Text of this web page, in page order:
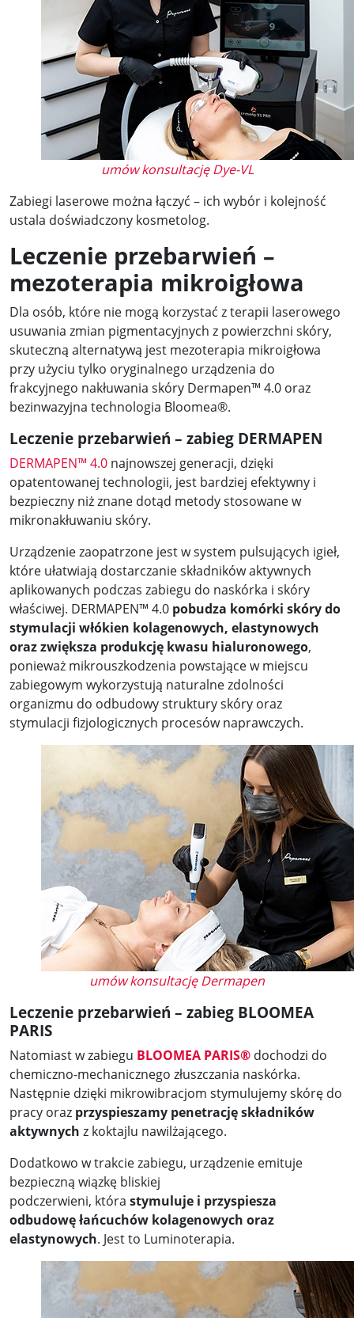
umów konsultację Dye-VL
Zabiegi laserowe można łączyć – ich wybór i kolejność
ustala doświadczony kosmetolog.
Leczenie przebarwień –
mezoterapia mikroigłowa
Dla osób, które nie mogą korzystać z terapii laserowego
usuwania zmian pigmentacyjnych z powierzchni skóry,
skuteczną alternatywą jest mezoterapia mikroigłowa
przy użyciu tylko oryginalnego urządzenia do
frakcyjnego nakłuwania skóry Dermapen™ 4.0 oraz
bezinwazyjna technologia Bloomea®.
Leczenie przebarwień – zabieg DERMAPEN
DERMAPEN™ 4.0 najnowszej generacji, dzięki
opatentowanej technologii, jest bardziej efektywny i
bezpieczny niż znane dotąd metody stosowane w
mikronakłuwaniu skóry.
Urządzenie zaopatrzone jest w system pulsujących igieł,
które ułatwiają dostarczanie składników aktywnych
aplikowanych podczas zabiegu do naskórka i skóry
właściwej. DERMAPEN™ 4.0 pobudza komórki skóry do
stymulacji włókien kolagenowych, elastynowych
oraz zwiększa produkcję kwasu hialuronowego,
ponieważ mikrouszkodzenia powstające w miejscu
zabiegowym wykorzystują naturalne zdolności
organizmu do odbudowy struktury skóry oraz
stymulacji fizjologicznych procesów naprawczych.
umów konsultację Dermapen
Leczenie przebarwień – zabieg BLOOMEA
PARIS
Natomiast w zabiegu BLOOMEA PARIS® dochodzi do
chemiczno-mechanicznego złuszczania naskórka.
Następnie dzięki mikrowibracjom stymulujemy skórę do
pracy oraz przyspieszamy penetrację składników
aktywnych z koktajlu nawilżającego.
Dodatkowo w trakcie zabiegu, urządzenie emituje
bezpieczną wiązkę bliskiej
podczerwieni, która stymuluje i przyspiesza
odbudowę łańcuchów kolagenowych oraz
elastynowych. Jest to Luminoterapia.